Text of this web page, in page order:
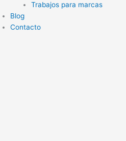
Trabajos para marcas
Blog
Contacto